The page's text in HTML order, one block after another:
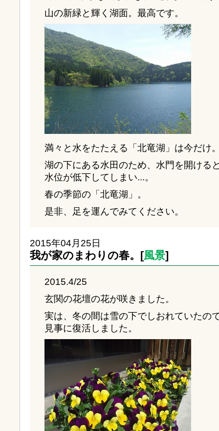
山の新緑と輝く湖面。最高です。
満々と水をたたえる「北竜湖」は今だけ
湖の下にある水田のため、水門を開ける
水位が低下してしまい...。
春の季節の「北竜湖」。
是非、足を運んでみてください。
2015年04月25日
我が家のまわりの春。[風景]
2015.4/25
玄関の花壇の花が咲きました。
実は、冬の間は雪の下でしおれていたの
見事に復活しました。